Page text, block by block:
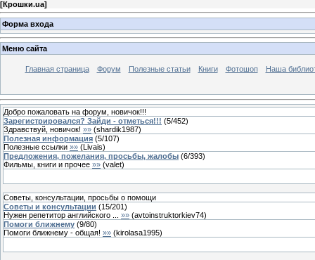
[Крошки.ua]
Форма входа
Меню сайта
Главная страница Форум Полезные статьи Книги Фотошоп Наша
Добро пожаловать на форум, новичок!!!
Зарегистрировался? Зайди - отметься!!! (5/452)
Здравствуй, новичок! »» (shardik1987)
Полезная информация (5/107)
Полезные ссылки »» (Livais)
Предложения, пожелания, просьбы, жалобы (6/393)
Фильмы, книги и прочее »» (valet)
Советы, консультации, просьбы о помощи
Советы и консультации (15/201)
Нужен репетитор английского ...
»» (avtoinstruktorkiev74)
Помоги ближнему (9/80)
Помоги ближнему - общая! »» (kirolasa1995)